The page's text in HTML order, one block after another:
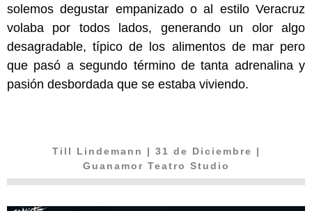
solemos degustar empanizado o al estilo Veracruz
volaba por todos lados, generando un olor algo
desagradable, típico de los alimentos de mar pero
que pasó a segundo término de tanta adrenalina y
pasión desbordada que se estaba viviendo.
Till Lindemann
| 31 de Diciembre |
Guanamor Teatro Studio